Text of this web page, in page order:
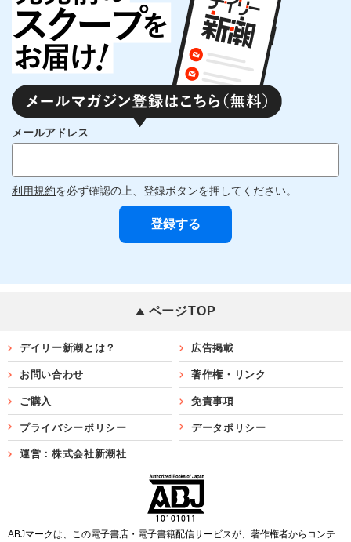
メールアドレス
利用規約を必ず確認の上、登録ボタンを押してください。
ページTOP
デイリー新潮とは？ 広告掲載
お問い合わせ 著作権・リンク
ご購入 免責事項
プライバシーポリシー データポリシー
運営：株式会社新潮社
ABJマークは、この電子書店・電子書籍配信サービスが、著作権者からコンテ